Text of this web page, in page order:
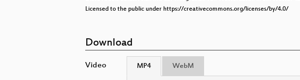
Licensed to the public under https://creativecommons.org/licenses/by/4.0/
Download
Video MP4 WebM